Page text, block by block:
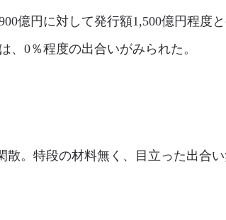
億円に対して発行額1,500億円程度
、0％程度の出合いがみられた。
。特段の材料無く、目立った出合い